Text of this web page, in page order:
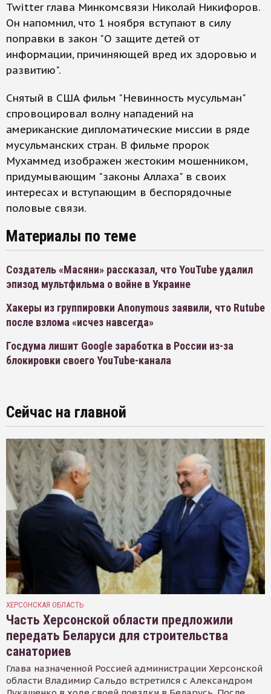
Twitter глава Минкомсвязи Николай Никифоров.
Он напомнил, что 1 ноября вступают в силу
поправки в закон "О защите детей от
информации, причиняющей вред их здоровью и
развитию".
Снятый в США фильм "Невинность мусульман"
спровоцировал волну нападений на
американские дипломатические миссии в ряде
мусульманских стран. В фильме пророк
Мухаммед изображен жестоким мошенником,
придумывающим "законы Аллаха" в своих
интересах и вступающим в беспорядочные
половые связи.
Материалы по теме
Создатель «Масяни» рассказал, что YouTube удалил
эпизод мультфильма о войне в Украине
Хакеры из группировки Anonymous заявили, что Rutube
после взлома «исчез навсегда»
Госдума лишит Google заработка в России из-за
блокировки своего YouTube-канала
Сейчас на главной
ХЕРСОНСКАЯ ОБЛАСТЬ
Часть Херсонской области предложили
передать Беларуси для строительства
санаториев
Глава назначенной Россией администрации Херсонской
области Владимир Сальдо встретился с Александром